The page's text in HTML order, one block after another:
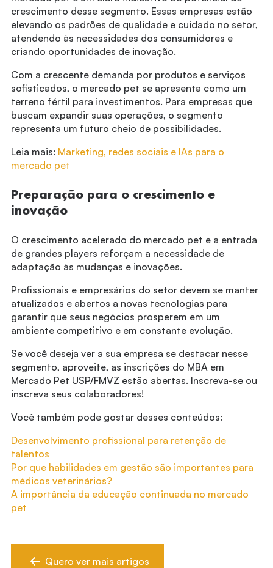
crescimento desse segmento. Essas empresas estão
elevando os padrões de qualidade e cuidado no setor,
atendendo às necessidades dos consumidores e
criando oportunidades de inovação.
Com a crescente demanda por produtos e serviços
sofisticados, o mercado pet se apresenta como um
terreno fértil para investimentos. Para empresas que
buscam expandir suas operações, o segmento
representa um futuro cheio de possibilidades.
Leia mais: Marketing, redes sociais e IAs para o
mercado pet
Preparação para o crescimento e
inovação
O crescimento acelerado do mercado pet e a entrada
de grandes players reforçam a necessidade de
adaptação às mudanças e inovações.
Profissionais e empresários do setor devem se manter
atualizados e abertos a novas tecnologias para
garantir que seus negócios prosperem em um
ambiente competitivo e em constante evolução.
Se você deseja ver a sua empresa se destacar nesse
segmento, aproveite, as inscrições do MBA em
Mercado Pet USP/FMVZ estão abertas. Inscreva-se ou
inscreva seus colaboradores!
Você também pode gostar desses conteúdos:
Desenvolvimento profissional para retenção de
talentos
Por que habilidades em gestão são importantes para
médicos veterinários?
A importância da educação continuada no mercado
pet
Quero ver mais artigos